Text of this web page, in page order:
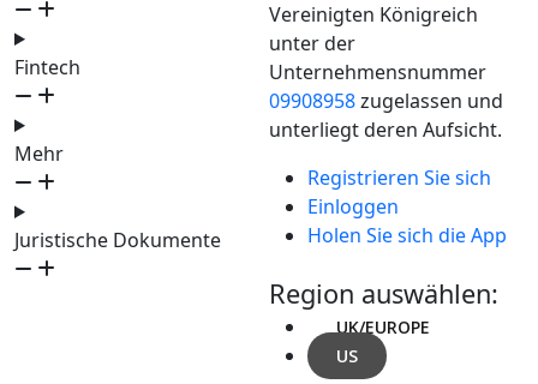
Fintech
Mehr
Juristische Dokumente
Vereinigten Königreich
unter der
Unternehmensnummer
09908958zugelassen und
unterliegt deren Aufsicht.
Registrieren Sie sich
Einloggen
Holen Sie sich die App
Region auswählen:
UK/EUROPE
US